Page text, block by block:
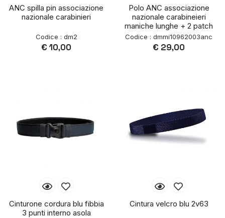
ANC spilla pin associazione
nazionale carabinieri
Codice : dm2
€ 10,00
Polo ANC associazione
nazionale carabineieri
maniche lunghe + 2 patch
Codice : dmmi10962003anc
€ 29,00
Cinturone cordura blu fibbia
3 punti interno asola
Cintura velcro blu 2v63